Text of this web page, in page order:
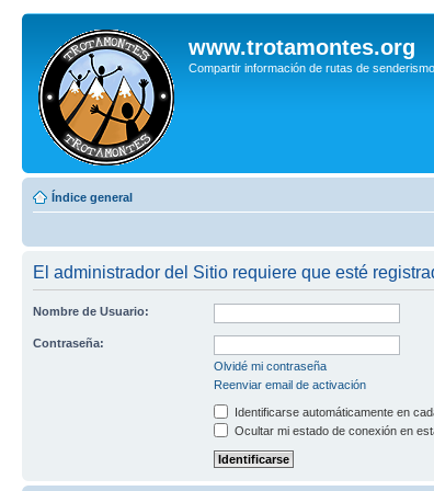
www.trotamontes.org
Compartir información de rutas de senderismo
Índice general
El administrador del Sitio requiere que esté
Nombre de Usuario:
Contraseña:
Olvidé mi contraseña
Reenviar email de activación
Identificarse automáticamente en
Ocultar mi estado de conexión en